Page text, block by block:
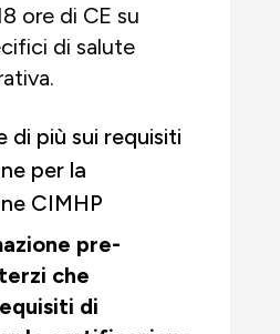
ore di CE su
di salute
di più sui requisiti
per la
CIMHP
pre-
che
di